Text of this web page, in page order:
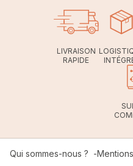
LIVRAISON
RAPIDE
Qui sommes-nous ?